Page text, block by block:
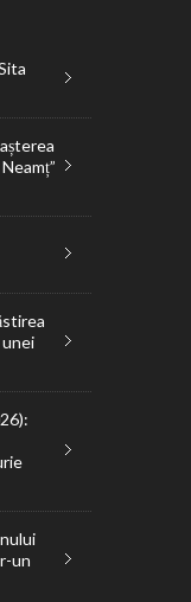
unei
un